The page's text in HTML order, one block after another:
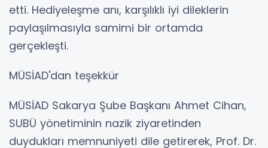
etti. Hediyeleşme anı, karşılıklı iyi dileklerin
paylaşılmasıyla samimi bir ortamda
gerçekleşti.
MÜSİAD'dan teşekkür
MÜSİAD Sakarya Şube Başkanı Ahmet Cihan,
SUBÜ yönetiminin nazik ziyaretinden
duydukları memnuniyeti dile getirerek, Prof. Dr.